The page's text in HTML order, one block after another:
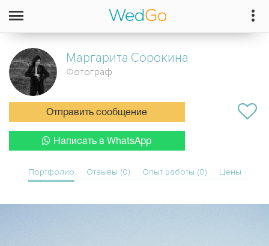
Маргарита Сорокина
Фотограф
Отправить сообщение
Написать в WhatsApp
Портфолио Отзывы (0) Опыт работы (0) Цены